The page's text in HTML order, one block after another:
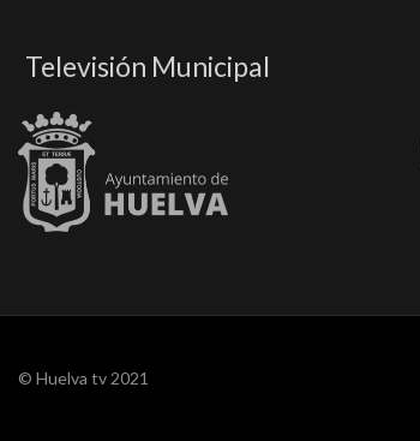
Televisión Municipal
© Huelva tv 2021